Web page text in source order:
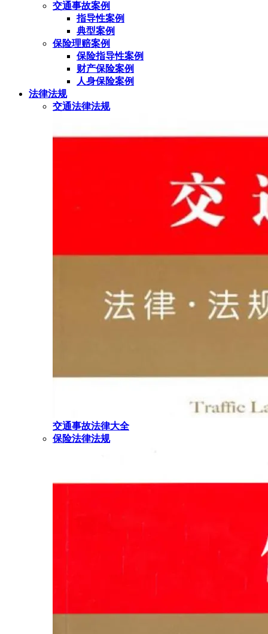
交通事故案例
指导性案例
典型案例
保险理赔案例
保险指导性案例
财产保险案例
人身保险案例
法律法规
交通法律法规
交通事故法律大全
保险法律法规